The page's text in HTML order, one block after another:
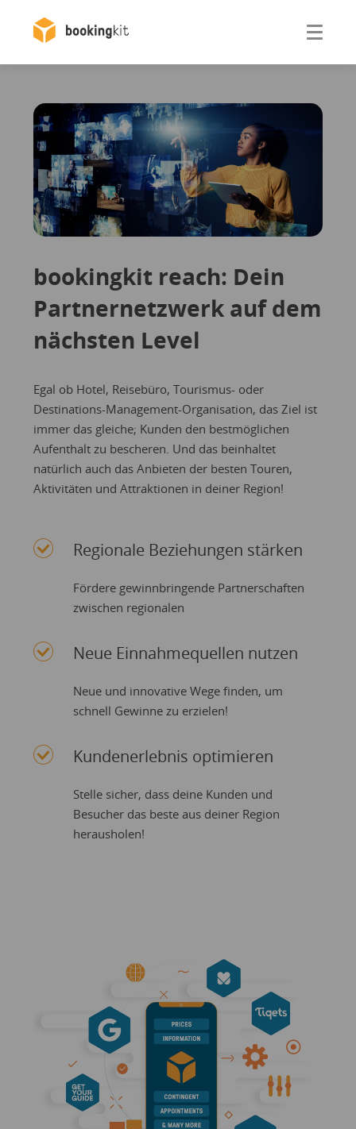
bookingkit reach: Dein
Partnernetzwerk auf dem
nächsten Level
Egal ob Hotel, Reisebüro, Tourismus- oder
Destinations-Management-Organisation, das Ziel ist
immer das gleiche; Kunden den bestmöglichen
Aufenthalt zu bescheren. Und das beinhaltet
natürlich auch das Anbieten der besten Touren,
Aktivitäten und Attraktionen in deiner Region!
Regionale Beziehungen stärken
Fördere gewinnbringende Partnerschaften
zwischen regionalen
Neue Einnahmequellen nutzen
Neue und innovative Wege finden, um
schnell Gewinne zu erzielen!
Kundenerlebnis optimieren
Stelle sicher, dass deine Kunden und
Besucher das beste aus deiner Region
herausholen!